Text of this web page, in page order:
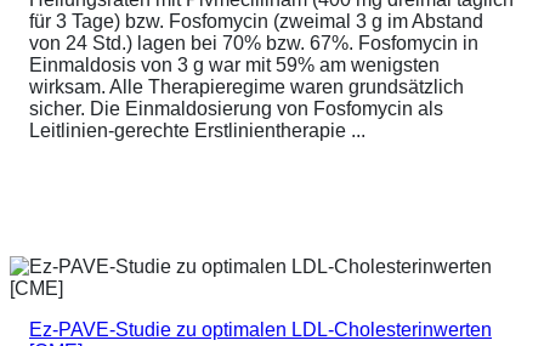
für 3 Tage) bzw. Fosfomycin (zweimal 3 g im Abstand
von 24 Std.) lagen bei 70% bzw. 67%. Fosfomycin in
Einmaldosis von 3 g war mit 59% am wenigsten
wirksam. Alle Therapieregime waren grundsätzlich
sicher. Die Einmaldosierung von Fosfomycin als
Leitlinien-gerechte Erstlinientherapie ...
Ez-PAVE-Studie zu optimalen LDL-Cholesterinwerten